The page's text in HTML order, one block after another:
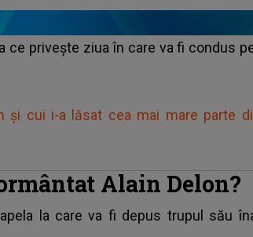
ce privește ziua în care va fi condus
și cui i-a lăsat cea mai mare parte
Alain Delon?
la care va fi depus trupul său